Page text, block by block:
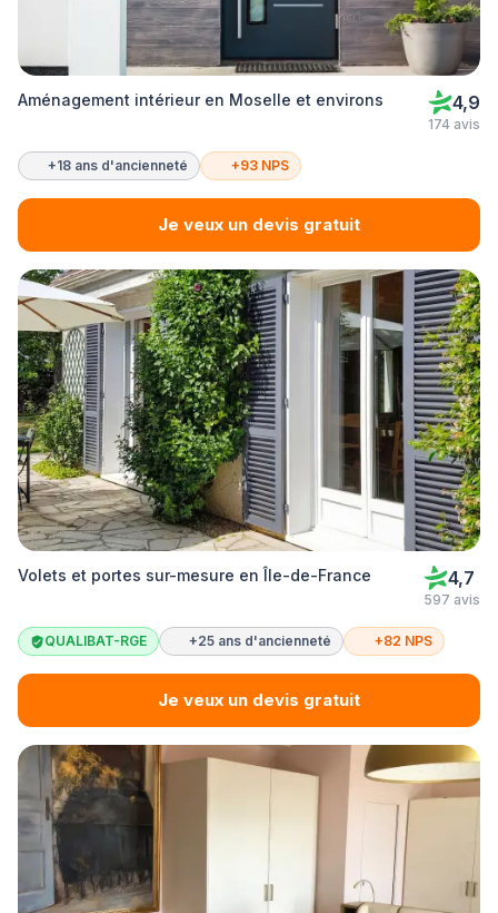
Aménagement intérieur en Moselle et environs 4,9
174 avis
+18 ans d'ancienneté +93 NPS
Je veux un devis gratuit
Volets et portes sur-mesure en Île-de-France 4,7
597 avis
QUALIBAT-RGE +25 ans d'ancienneté +82 NPS
Je veux un devis gratuit